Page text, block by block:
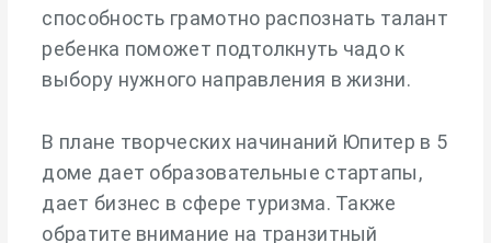
способность грамотно распознать талант
ребенка поможет подтолкнуть чадо к
выбору нужного направления в жизни.
В плане творческих начинаний Юпитер в 5
доме дает образовательные стартапы,
дает бизнес в сфере туризма. Также
обратите внимание на транзитный